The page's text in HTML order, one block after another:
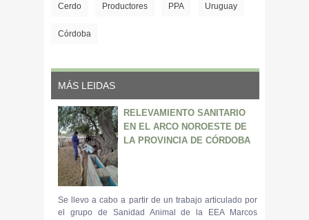
Cerdo Productores PPA Uruguay
Córdoba
MÁS LEIDAS
RELEVAMIENTO SANITARIO
EN EL ARCO NOROESTE DE
LA PROVINCIA DE CÓRDOBA
Se llevo a cabo a partir de un trabajo articulado por
el grupo de Sanidad Animal de la EEA Marcos